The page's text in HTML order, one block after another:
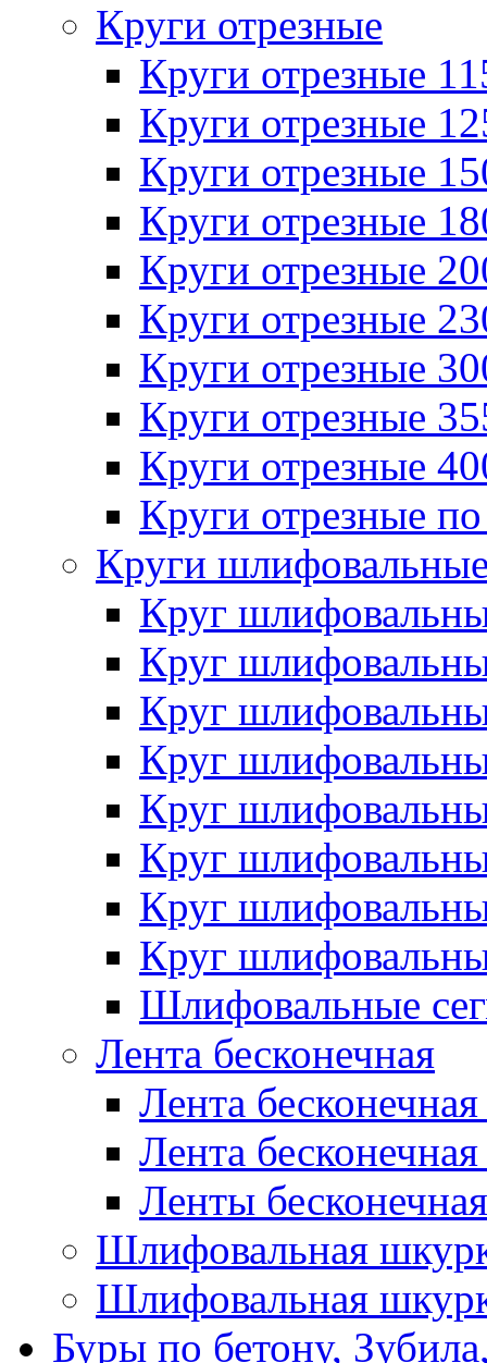
Круги отрезные
Круги отрезные
Круги отрезные
Круги отрезные
Круги отрезные
Круги отрезные
Круги отрезные
Круги отрезные
Круги отрезные
Круги отрезные
Круги отрезные
Круги
Круг
Круг
Круг
Круг
Круг
Круг
Круг
Круг
Шлифовальные
Лента бесконечная
Лента
Лента
Ленты
Шлифовальная
Шлифовальная
Буры по бетону,